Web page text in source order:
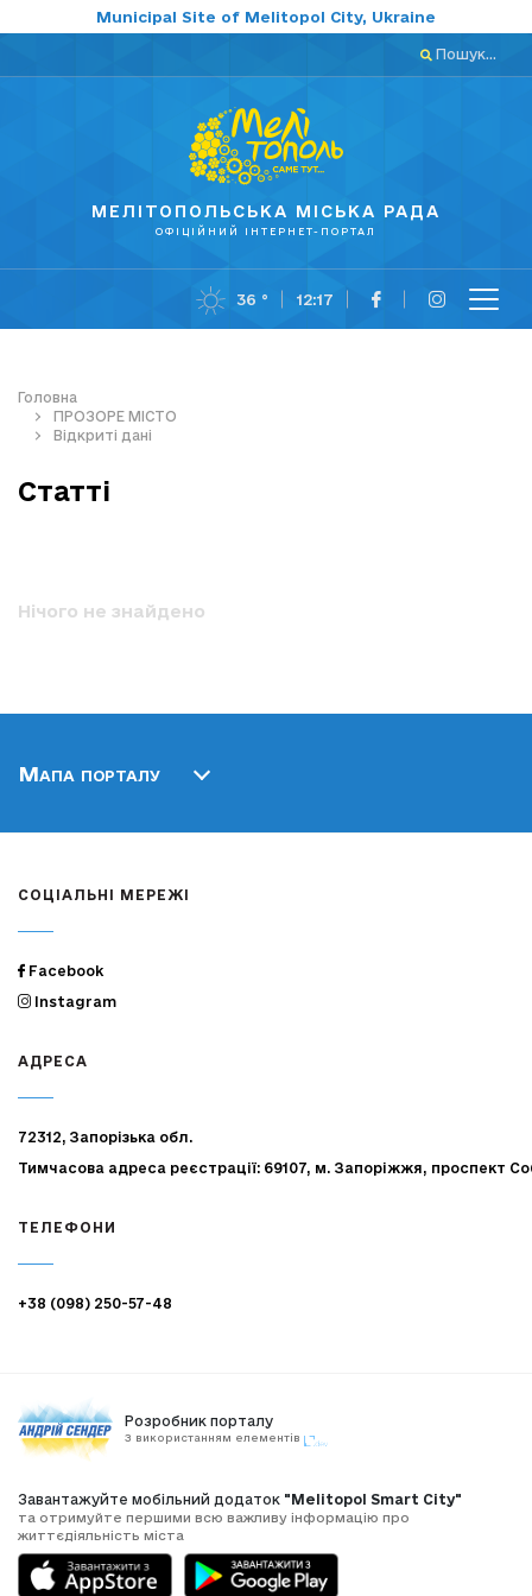
Municipal Site of Melitopol City, Ukraine
Пошук...
МЕЛІТОПОЛЬСЬКА МІСЬКА РАДА
ОФІЦІЙНИЙ ІНТЕРНЕТ-ПОРТАЛ
36 ° 12:17
Головна
ПРОЗОРЕ МІСТО
Відкриті дані
Статті
Нічого не знайдено
Мапа порталу
СОЦІАЛЬНІ МЕРЕЖІ
Facebook
Instagram
АДРЕСА
72312, Запорізька обл.
Тимчасова адреса реєстрації: 69107, м. Запоріжжя, проспект
ТЕЛЕФОНИ
+38 (098) 250-57-48
Розробник порталу
З використанням елементів
Завантажуйте мобільний додаток "Melitopol Smart City"
та отримуйте першими всю важливу інформацію про
життєдіяльність міста